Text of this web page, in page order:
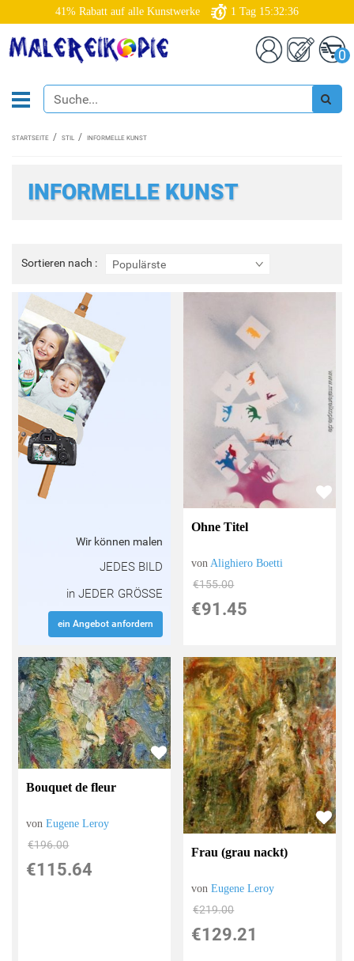
41% Rabatt auf alle Kunstwerke 1 Tag 15:32:34
0
STARTSEITE STIL INFORMELLE KUNST
INFORMELLE KUNST
Sortieren nach : Populärste
Sortieren
nach
Wir können malen
JEDES BILD
in JEDER GRÖSSE
ein Angebot anfordern
Ohne Titel
von Alighiero Boetti
€155.00
€91.45
Bouquet de fleur
vonEugene Leroy
€196.00
€115.64
Frau (grau nackt)
vonEugene Leroy
€219.00
€129.21